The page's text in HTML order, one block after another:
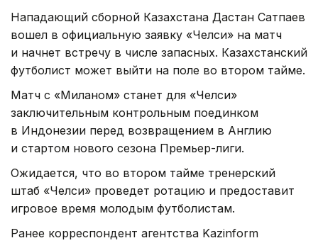
Нападающий сборной Казахстана Дастан Сатпаев
вошел в официальную заявку «Челси» на матч
и начнет встречу в числе запасных. Казахстанский
футболист может выйти на поле во втором тайме.
Матч с «Миланом» станет для «Челси»
заключительным контрольным поединком
в Индонезии перед возвращением в Англию
и стартом нового сезона Премьер-лиги.
Ожидается, что во втором тайме тренерский
штаб «Челси» проведет ротацию и предоставит
игровое время молодым футболистам.
Ранее корреспондент агентства Kazinform